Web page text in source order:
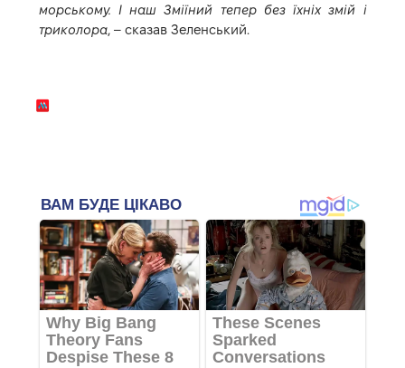
морському. І наш Зміїний тепер без їхніх змій і
триколора, – сказав Зеленський.